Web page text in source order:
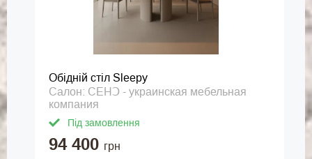
Обідній стіл Sleepy
Салон: СЕНↃ - украинская мебельная
компания
Під замовлення
94 400 грн